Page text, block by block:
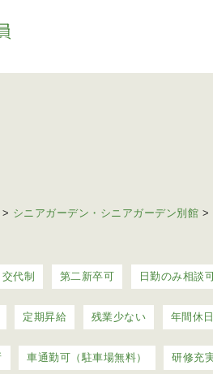
> シニアガーデン・シニアガーデン別館 >
交代制 第二新卒可 日勤のみ相談
定期昇給 残業少ない 年間休
車通勤可（駐車場無料） 研修充